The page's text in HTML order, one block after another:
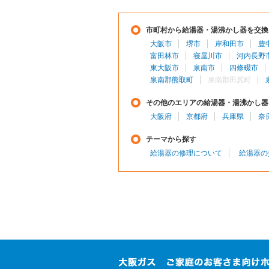
市町村から給湯器・湯沸かし器を交
大阪市
堺市 岸和田市
豊
富田林市
寝屋川市
河内長野
東大阪市
泉南市
四條畷市
泉南郡熊取町
泉南郡田尻町
その他のエリアの給湯器・湯沸かし
大阪府
京都府 兵庫県 奈
テーマから探す
給湯器の修理について
給湯器